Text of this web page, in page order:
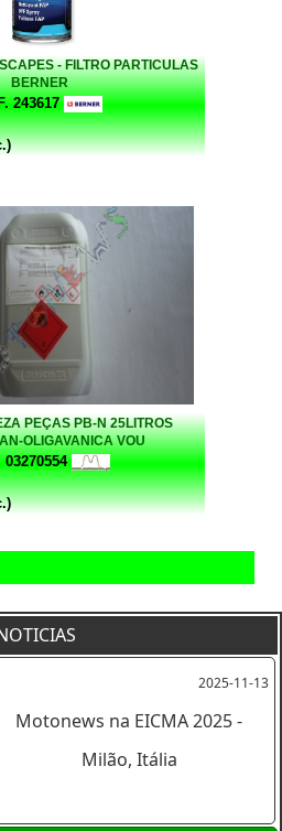
- FILTRO PARTICULAS
BERNER
243617
PEÇAS PB-N 25LITROS
OLIGAVANICA VOU
03270554
2025-11-13
Motonews na EICMA 2025 -
Milão, Itália